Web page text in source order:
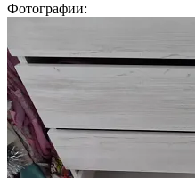
Фотографии: